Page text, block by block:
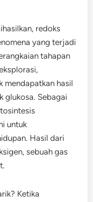
redoks
yang terjadi
tahapan
mendapatkan hasil
glukosa. Sebagai
untuk
Hasil dari
sebuah gas
Ketika